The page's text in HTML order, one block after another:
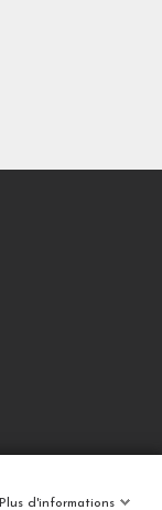
Plus d'informations